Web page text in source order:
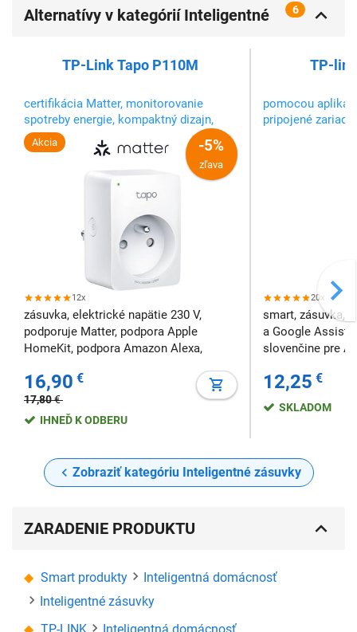
Alternatívy v kategórií Inteligentné
6
TP-Link Tapo P110M
certifikácia Matter, monitorovanie
spotreby energie, kompaktný dizajn,
režim neprítomnosti
Akcia -5%
zľava
12x
zásuvka, elektrické napätie 230 V,
podporuje Matter, podpora Apple
HomeKit, podpora Amazon Alexa,
WiFi
16,90 €
17,80€
IHNEĎ K ODBERU
TP-
pomocou
pripojené
20x
smart, zásuvka,
a Google
slovenčine pre
12,25 €
SKLADOM
Zobraziť kategóriu Inteligentné zásuvky
ZARADENIE PRODUKTU
Smart produkty
Inteligentná domácnosť
Inteligentné zásuvky
TP-LINK
Inteligentná domácnosť